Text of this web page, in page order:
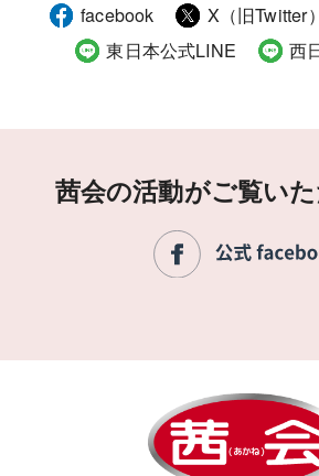
facebook X（旧Twitter）
東日本公式LINE
西
茜会の活動がご覧い